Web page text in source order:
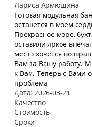
Лариса Армюшина
Готовая модульная
останется в моем
Прекрасное море,
оставили яркое
место хочется
Вам за Вашу работу.
к Вам. Теперь с Вами
проблема
Дата: 2026-03-21
Качество
Стоимость
Сроки